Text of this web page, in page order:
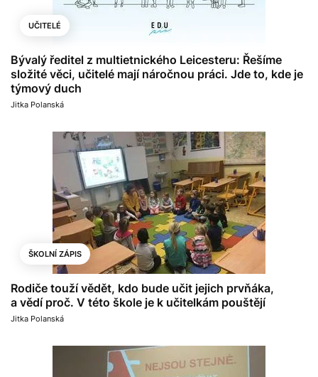
UČITELÉ
Bývalý ředitel z multietnického Leicesteru: Řešíme
složité věci, učitelé mají náročnou práci. Jde to, kde je
týmový duch
Jitka Polanská
ŠKOLNÍ ZÁPIS
Rodiče touží vědět, kdo bude učit jejich prvňáka,
a vědí proč. V této škole je k učitelkám pouštějí
Jitka Polanská